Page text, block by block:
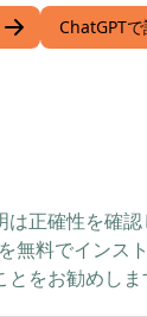
ChatGPT
は正確性を確認
無料でインス
をお勧めしま